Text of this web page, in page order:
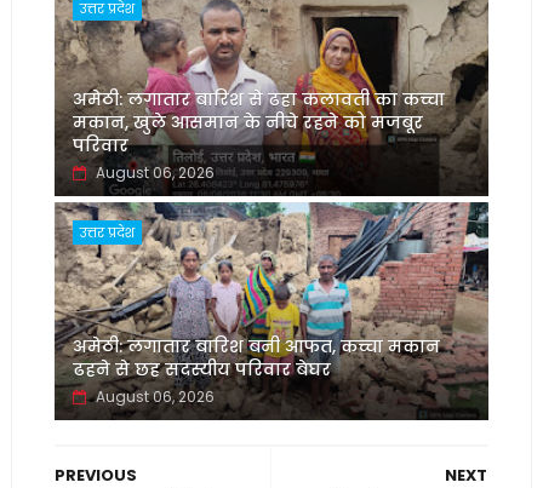
उत्तर प्रदेश
अमेठी: लगातार बारिश से ढहा कलावती का कच्चा
मकान, खुले आसमान के नीचे रहने को मजबूर
परिवार
August 06, 2026
उत्तर प्रदेश
अमेठी: लगातार बारिश बनी आफत, कच्चा मकान
ढहने से छह सदस्यीय परिवार बेघर
August 06, 2026
NEXT
PREVIOUS